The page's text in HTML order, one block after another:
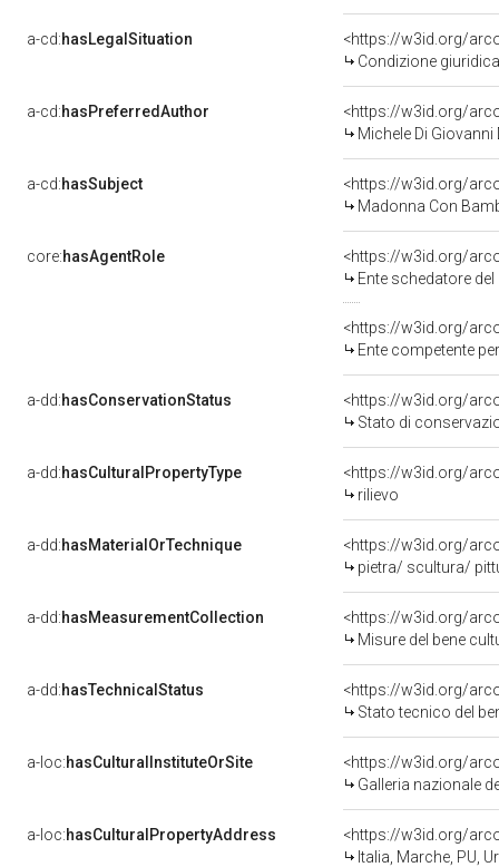
a-cd:hasLegalSituation
<https://w3id.org/
Condizione
a-cd:hasPreferredAuthor
<https://w3id.org/
Michele Di
a-cd:hasSubject
<https://w3id.org/
Madonna Con
core:hasAgentRole
<https://w3id.org/
Ente schedatore del
<https://w3id.org/
Ente competente
a-dd:hasConservationStatus
<https://w3id.org/
Stato di
a-dd:hasCulturalPropertyType
<https://w3id.org/
rilievo
a-dd:hasMaterialOrTechnique
<https://w3id.org/
pietra/ scultura/
a-dd:hasMeasurementCollection
<https://w3id.org/
Misure del bene
a-dd:hasTechnicalStatus
<https://w3id.org/
Stato tecnico del
a-loc:hasCulturalInstituteOrSite
<https://w3id.org/
Galleria nazionale
a-loc:hasCulturalPropertyAddress
<https://w3id.org/
Italia, Marche, PU,